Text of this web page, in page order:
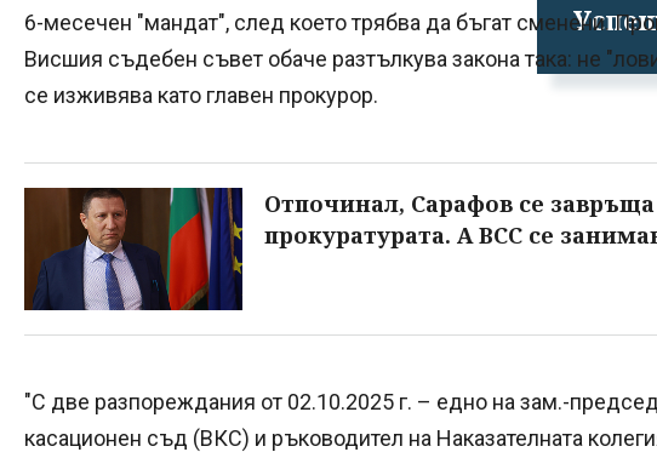
6-месечен "мандат", след което трябва да бъгат сменени.
Висшия съдебен съвет обаче разтълкува закона така: не
се изживява като главен прокурор.
Отпочинал, Сарафов се
прокуратурата. А ВСС се
"С две разпореждания от 02.10.2025 г. – едно на зам.-
касационен съд (ВКС) и ръководител на Наказателната